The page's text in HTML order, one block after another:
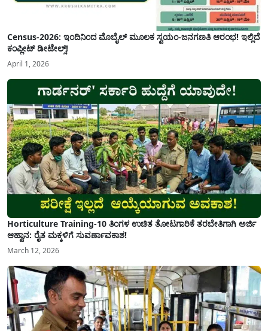
Census-2026: ಇಂದಿನಿಂದ ಮೊಬೈಲ್ ಮೂಲಕ ಸ್ವಯಂ-ಜನಗಣತಿ ಆರಂಭ! ಇಲ್ಲಿದೆ
ಕಂಪ್ಲೀಟ್ ಡೀಟೇಲ್ಸ್!
April 1, 2026
Horticulture Training-10 ತಿಂಗಳ ಉಚಿತ ತೋಟಗಾರಿಕೆ ತರಬೇತಿಗಾಗಿ ಅರ್ಜಿ
ಆಹ್ವಾನ: ರೈತ ಮಕ್ಕಳಿಗೆ ಸುವರ್ಣಾವಕಾಶ!
March 12, 2026